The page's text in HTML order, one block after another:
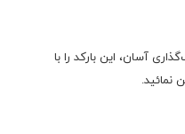
آسان، این بارکد را با
نمائید.